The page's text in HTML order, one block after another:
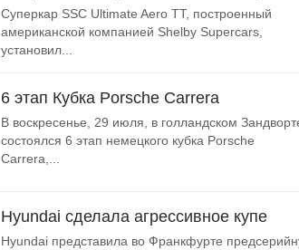
Суперкар SSC Ultimate Aero TT, построенный
американской компанией Shelby Supercars,
установил...
6 этап Кубка Porsche Carrera
В воскресенье, 29 июля, в голландском
состоялся 6 этап немецкого кубка Porsche
Carrera,...
Hyundai сделала агрессивное купе
Hyundai представила во Франкфурте